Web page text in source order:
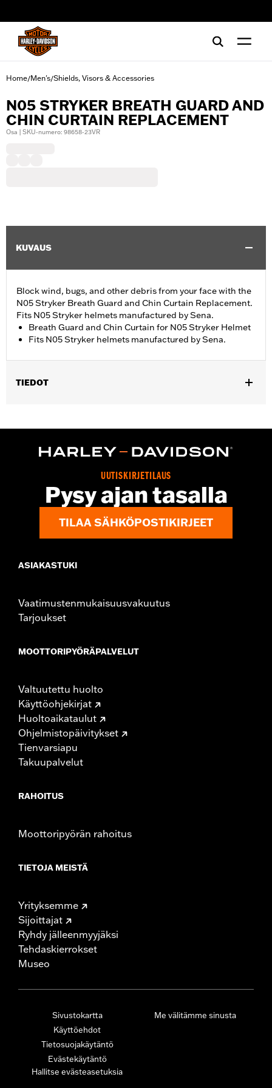
Home/Men's/Shields, Visors & Accessories
N05 STRYKER BREATH GUARD AND
CHIN CURTAIN REPLACEMENT
Osa | SKU-numero: 98658-23VR
KUVAUS
Block wind, bugs, and other debris from your face with the
N05 Stryker Breath Guard and Chin Curtain Replacement.
Fits N05 Stryker helmets manufactured by Sena.
Breath Guard and Chin Curtain for N05 Stryker Helmet
Fits N05 Stryker helmets manufactured by Sena.
TIEDOT
UUTISKIRJETILAUS
Pysy ajan tasalla
TILAA SÄHKÖPOSTIKIRJEET
ASIAKASTUKI
Vaatimustenmukaisuusvakuutus
Tarjoukset
MOOTTORIPYÖRÄPALVELUT
Valtuutettu huolto
Käyttöohjekirjat
Huoltoaikataulut
Ohjelmistopäivitykset
Tienvarsiapu
Takuupalvelut
RAHOITUS
Moottoripyörän rahoitus
TIETOJA MEISTÄ
Yrityksemme
Sijoittajat
Ryhdy jälleenmyyjäksi
Tehdaskierrokset
Museo
Sivustokartta
Käyttöehdot
Tietosuojakäytäntö
Evästekäytäntö
Hallitse evästeasetuksia
Me välitämme sinusta